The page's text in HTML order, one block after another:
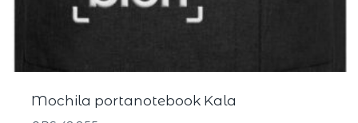
Mochila portanotebook Kala